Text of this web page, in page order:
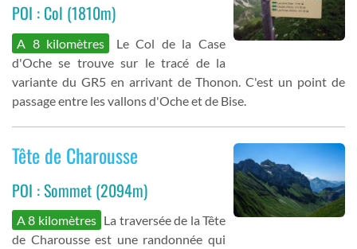
POI : Col (1810m)
A 8 kilomètres
Le Col de la Case
d'Oche se trouve sur le tracé de la
variante du GR5 en arrivant de Thonon. C'est un point de
passage entre les vallons d'Oche et de Bise.
Tête de Charousse
POI : Sommet (2094m)
A 8 kilomètres La traversée de la Tête
de Charousse est une randonnée qui